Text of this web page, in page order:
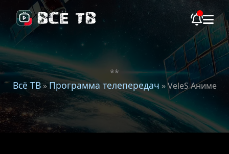
**
Всё ТВ»Программа телепередач » VeleS Аниме